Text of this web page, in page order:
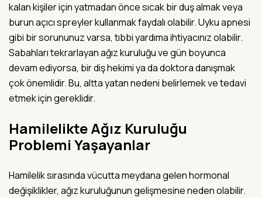
kalan kişiler için yatmadan önce sıcak bir duş almak veya
burun açıcı spreyler kullanmak faydalı olabilir. Uyku apnesi
gibi bir sorununuz varsa, tıbbi yardıma ihtiyacınız olabilir.
Sabahları tekrarlayan ağız kuruluğu ve gün boyunca
devam ediyorsa, bir diş hekimi ya da doktora danışmak
çok önemlidir. Bu, altta yatan nedeni belirlemek ve tedavi
etmek için gereklidir.
Hamilelikte Ağız Kuruluğu
Problemi Yaşayanlar
Hamilelik sırasında vücutta meydana gelen hormonal
değişiklikler, ağız kuruluğunun gelişmesine neden olabilir.